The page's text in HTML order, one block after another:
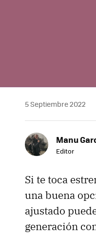
5 Septiembre 2022
Manu
Editor
Si te toca
una buena
ajustado
generación